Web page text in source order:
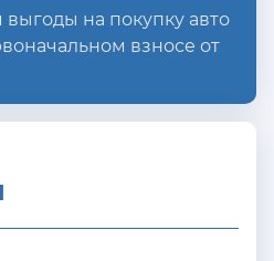
на покупку авто
взносе от